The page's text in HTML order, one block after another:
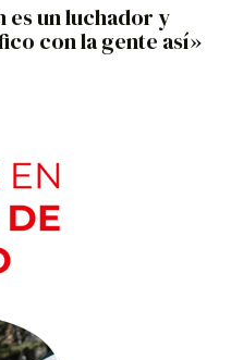
es un luchador y
con la gente así»